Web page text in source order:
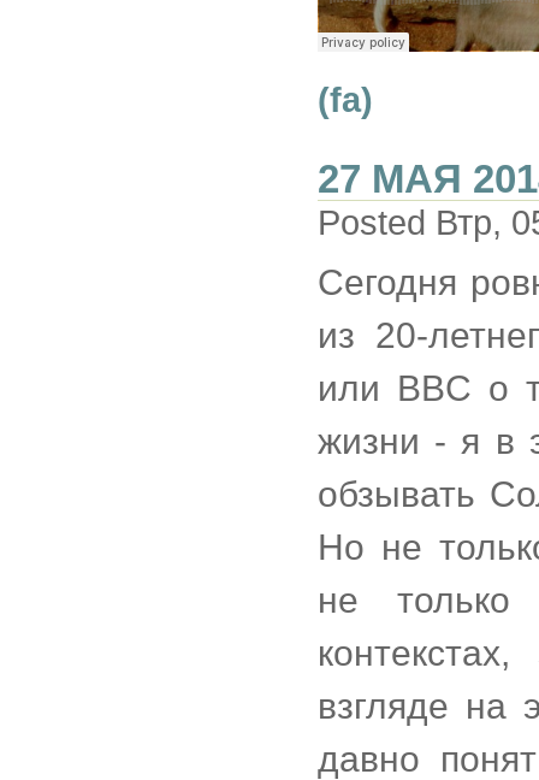
(fa)
27 МАЯ
Posted Втр,
Сегодня
из 20-
или BBC о
жизни - я в
обзывать
Но не
не
взгляде на
давно